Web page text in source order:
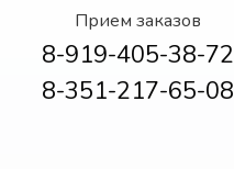
Прием заказов
8-919-405-38-72
8-351-217-65-08